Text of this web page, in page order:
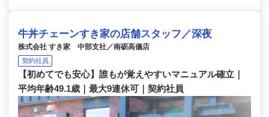
牛丼チェーンすき家の店舗スタッフ／深夜
株式会社 すき家 中部支社／南砺高儀店
契約社員
【初めてでも安心】誰もが覚えやすいマニュアル確立｜
平均年齢49.1歳｜最大9連休可｜契約社員